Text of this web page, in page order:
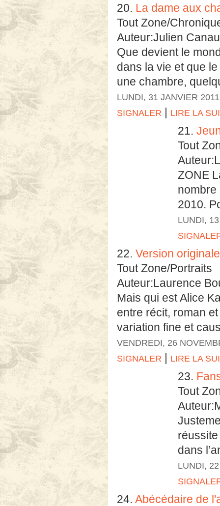
20. La dame aux
Tout Zone/
Auteur:Julien
Que devient le
dans la vie et que
une chambre,
LUNDI, 31 JANVIER 2011
SIGNALER | LIRE LA
21.
Tout
ZONE
nombre
2010.
LUNDI,
22. Version originale
Tout Zone/Portraits
Auteur:Laurence
Mais qui est Alice
entre récit, roman
variation fine et
VENDREDI, 26
SIGNALER | LIRE LA
23.
Tout
dans
LUNDI,
24. Abécédaire de